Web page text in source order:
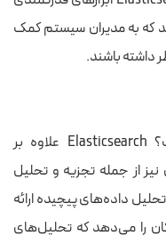
که به مدیران سیستم کمک
داشته باشند.
قابلیت پیشرفته‌تر Elasticsearchچیست؟ Elasticsearch علاوه بر
از جمله تجزیه و تحلیل
داده‌های پیچیده ارائه
را می‌دهد که تحلیل‌های